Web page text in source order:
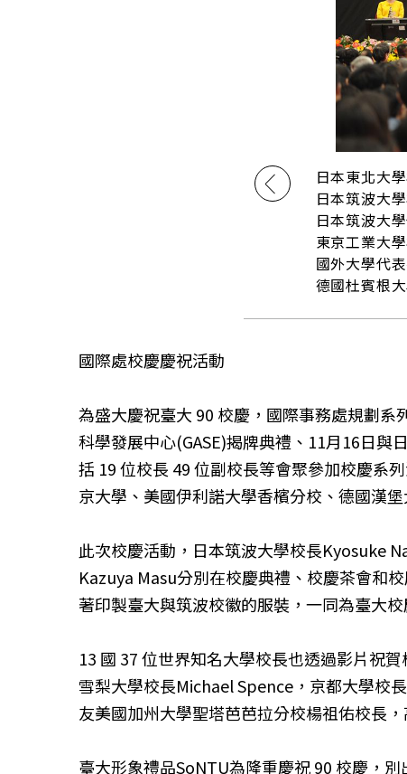
日本東北大
日本筑波大
日本筑波大
東京工業大
國外大學代
德國杜賓根
國際處校慶慶祝活動
為盛大慶祝臺大 90 校慶，國際事務處規劃
科學發展中心(GASE)揭牌典禮、11月16日
括 19 位校長 49 位副校長等會聚參加校慶系
京大學、美國伊利諾大學香檳分校、德國漢
此次校慶活動，日本筑波大學校長Kyosuke
Kazuya Masu分別在校慶典禮、校慶茶會和
著印製臺大與筑波校徽的服裝，一同為臺大
13 國 37 位世界知名大學校長也透過影片祝
雪梨大學校長Michael Spence，京都大學校
友美國加州大學聖塔芭芭拉分校楊祖佑校長
臺大形象禮品SoNTU為隆重慶祝 90 校慶，